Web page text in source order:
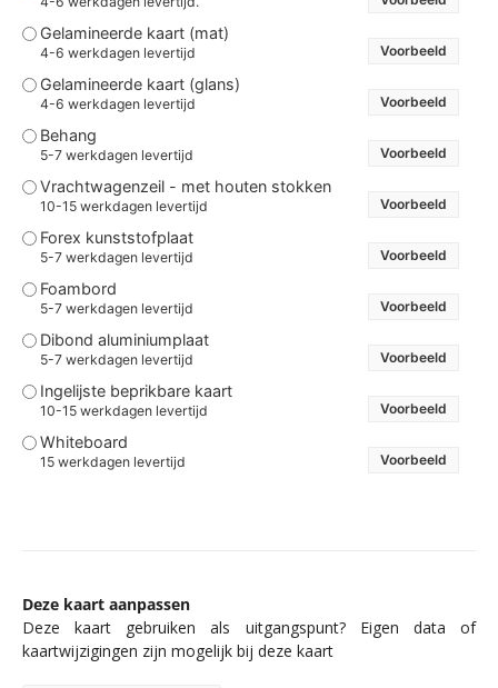
Gelamineerde kaart (mat)
4-6 werkdagen levertijd Voorbeeld
Gelamineerde kaart (glans)
4-6 werkdagen levertijd Voorbeeld
Behang
5-7 werkdagen levertijd Voorbeeld
Vrachtwagenzeil - met houten stokken
10-15 werkdagen levertijd Voorbeeld
Forex kunststofplaat
5-7 werkdagen levertijd Voorbeeld
Foambord
5-7 werkdagen levertijd Voorbeeld
Dibond aluminiumplaat
5-7 werkdagen levertijd Voorbeeld
Ingelijste beprikbare kaart
10-15 werkdagen levertijd Voorbeeld
Whiteboard
15 werkdagen levertijd Voorbeeld
Deze kaart aanpassen
Deze kaart gebruiken als uitgangspunt? Eigen data of
kaartwijzigingen zijn mogelijk bij deze kaart